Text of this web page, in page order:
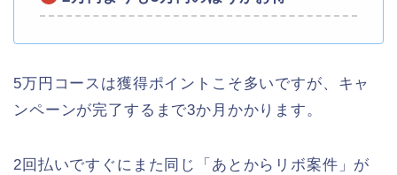
5万円コースは獲得ポイントこそ多いですが、キャ
ンペーンが完了するまで3か月かかります。
2回払いですぐにまた同じ「あとからリボ案件」が